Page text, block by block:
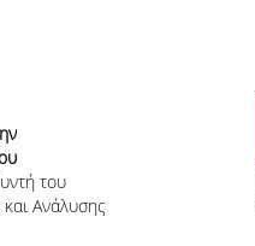
του
Ανάλυσης